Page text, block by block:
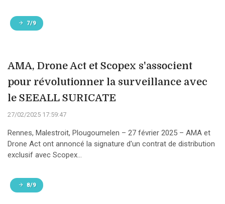
7/9
AMA, Drone Act et Scopex s'associent
pour révolutionner la surveillance avec
le SEEALL SURICATE
27/02/2025 17:59:47
Rennes, Malestroit, Plougoumelen – 27 février 2025 – AMA et
Drone Act ont annoncé la signature d'un contrat de distribution
exclusif avec Scopex...
8/9